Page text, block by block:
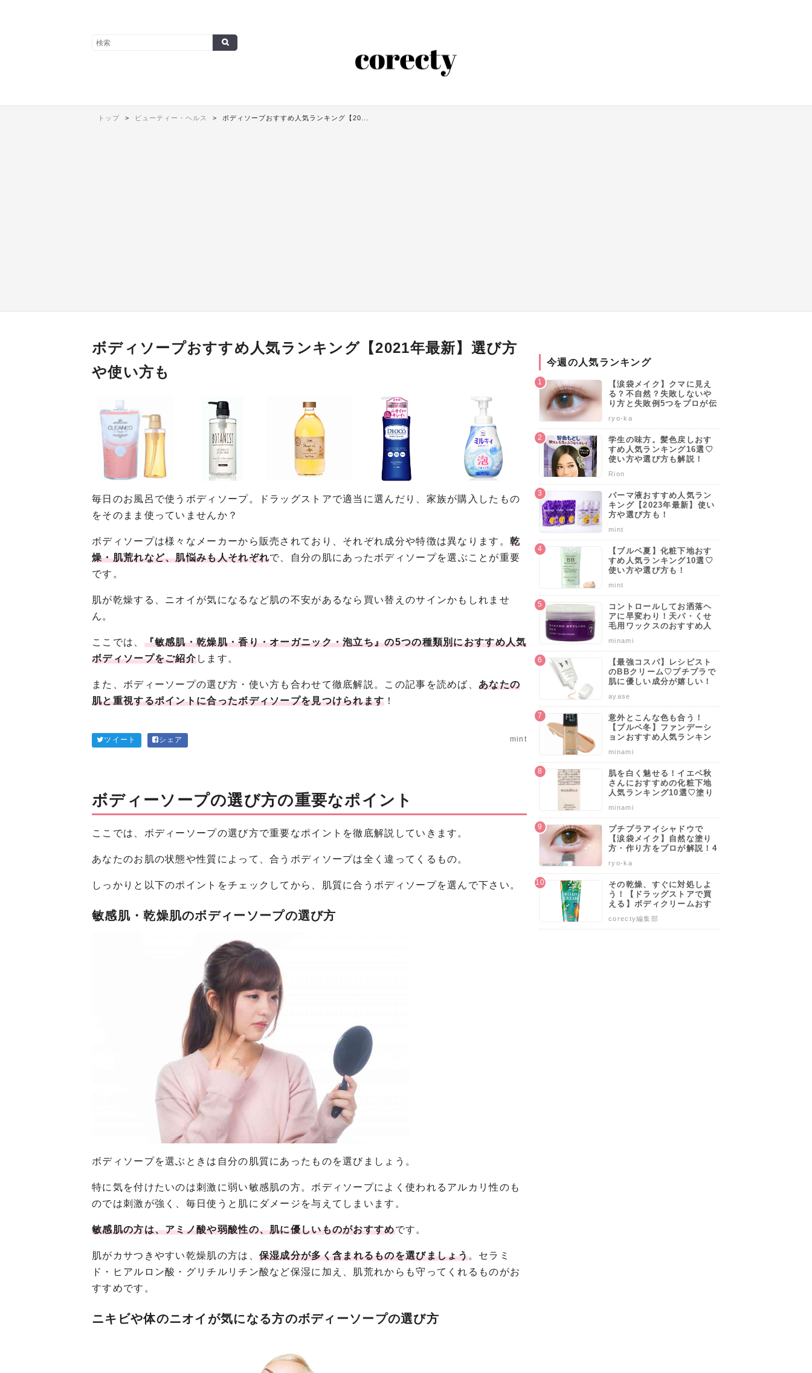
トップ ビューティー・ヘルス ボディソープおすすめ人気ランキング【20...
ボディソープおすすめ人気ランキング【2021年最新】選び方
や使い方も
毎日のお風呂で使うボディソープ。ドラッグストアで適当に選んだり、家族が購入したもの
をそのまま使っていませんか？
ボディソープは様々なメーカーから販売されており、それぞれ成分や特徴は異なります。 乾
燥・肌荒れなど、肌悩みも人それぞれで、自分の肌にあったボディソープを選ぶことが重要
です。
肌が乾燥する、ニオイが気になるなど肌の不安があるなら買い替えのサインかもしれませ
ん。
ここでは、 『敏感肌・乾燥肌・香り・オーガニック・泡立ち』の5つの種類別におすすめ人気
ボディソープをご紹介します。
また、ボディーソープの選び方・使い方も合わせて徹底解説。この記事を読めば、あなたの
肌と重視するポイントに合ったボディソープを見つけられます ！
ツイート シェア mint
ボディーソープの選び方の重要なポイント
ここでは、ボディーソープの選び方で重要なポイントを徹底解説していきます。
あなたのお肌の状態や性質によって、合うボディソープは全く違ってくるもの。
しっかりと以下のポイントをチェックしてから、肌質に合うボディソープを選んで下さい。
敏感肌・乾燥肌のボディーソープの選び方
ボディソープを選ぶときは自分の肌質にあったものを選びましょう。
特に気を付けたいのは刺激に弱い敏感肌の方。ボディソープによく使われるアルカリ性のも
のでは刺激が強く、毎日使うと肌にダメージを与えてしまいます。
敏感肌の方は、アミノ酸や弱酸性の、肌に優しいものがおすすめです。
肌がカサつきやすい乾燥肌の方は、 保湿成分が多く含まれるものを選びましょう。セラミ
ド・ヒアルロン酸・グリチルリチン酸など保湿に加え、肌荒れからも守ってくれるものがお
すすめです。
ニキビや体のニオイが気になる方のボディーソープの選び方
今週の人気ランキング
【涙袋メイク】クマに見え
る？不自然？失敗しないや
り方と失敗例5つをプロが伝
ryo-ka
学生の味方。髪色戻しおす
すめ人気ランキング16選♡
使い方や選び方も解説！
Rion
パーマ液おすすめ人気ラン
キング【2023年最新】使い
方や選び方も！
mint
【ブルベ夏】化粧下地おす
すめ人気ランキング10選♡
使い方や選び方も！
mint
コントロールしてお洒落ヘ
アに早変わり！天パ・くせ
毛用ワックスのおすすめ人
♡使い方や選び方のポイン
minami
【最強コスパ】レシピスト
のBBクリーム♡プチプラで
肌に優しい成分が嬉しい！
らカバーしよう。
ayase
意外とこんな色も合う！
【ブルベ冬】ファンデーシ
ョンおすすめ人気ランキン
ポイントも解説！
minami
肌を白く魅せる！イエベ秋
さんにおすすめの化粧下地
人気ランキング10選♡塗り
説！
minami
プチプラアイシャドウで
【涙袋メイク】自然な塗り
方・作り方をプロが解説！4
伝授します♡
ryo-ka
その乾燥、すぐに対処しよ
う！【ドラッグストアで買
える】ボディクリームおす
すめ人気ランキング10選♡
塗り方や選び方も解説
corecty編集部